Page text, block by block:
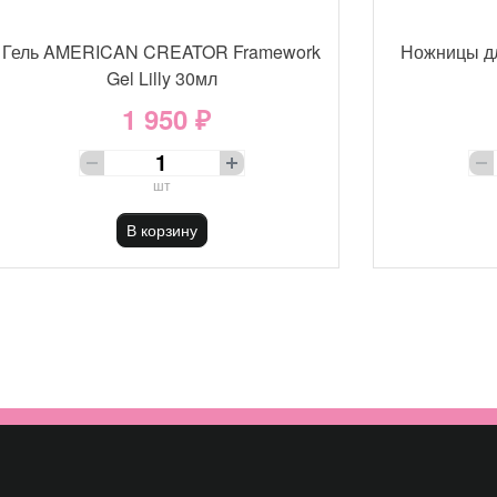
Гель AMERICAN CREATOR Framework
Gel Lilly 30мл
1 950 ₽
шт
В корзину
Ножницы